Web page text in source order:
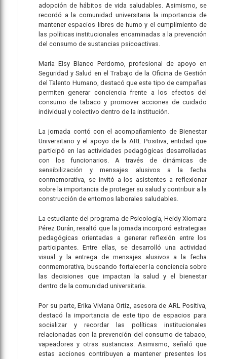
adopción de hábitos de vida saludables. Asimismo, se
recordó a la comunidad universitaria la importancia de
mantener espacios libres de humo y el cumplimiento de
las políticas institucionales encaminadas a la prevención
del consumo de sustancias psicoactivas.
María Elsy Blanco Perdomo, profesional de apoyo en
Seguridad y Salud en el Trabajo de la Oficina de Gestión
del Talento Humano, destacó que este tipo de campañas
permiten generar conciencia frente a los efectos del
consumo de tabaco y promover acciones de cuidado
individual y colectivo dentro de la institución.
La jornada contó con el acompañamiento de Bienestar
Universitario y el apoyo de la ARL Positiva, entidad que
participó en las actividades pedagógicas desarrolladas
con los funcionarios. A través de dinámicas de
sensibilización y mensajes alusivos a la fecha
conmemorativa, se invitó a los asistentes a reflexionar
sobre la importancia de proteger su salud y contribuir a la
construcción de entornos laborales saludables.
La estudiante del programa de Psicología, Heidy Xiomara
Pérez Durán, resaltó que la jornada incorporó estrategias
pedagógicas orientadas a generar reflexión entre los
participantes. Entre ellas, se desarrolló una actividad
visual y la entrega de mensajes alusivos a la fecha
conmemorativa, buscando fortalecer la conciencia sobre
las decisiones que impactan la salud y el bienestar
dentro de la comunidad universitaria.
Por su parte, Erika Viviana Ortiz, asesora de ARL Positiva,
destacó la importancia de este tipo de espacios para
socializar y recordar las políticas institucionales
relacionadas con la prevención del consumo de tabaco,
vapeadores y otras sustancias. Asimismo, señaló que
estas acciones contribuyen a mantener presentes los